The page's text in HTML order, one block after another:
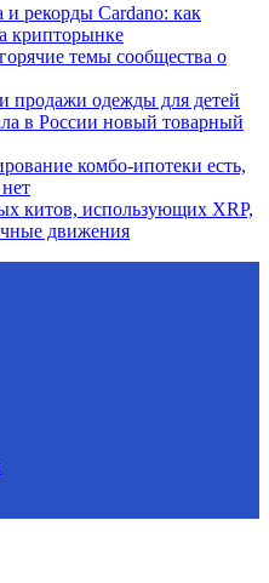
и рекорды Cardano: как
крипторынке
темы сообщества о
продажи одежды для детей
в России новый товарный
комбо-ипотеки есть,
китов, использующих XRP,
движения